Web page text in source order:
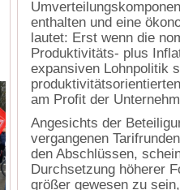
enthalten und eine
lautet: Erst wenn die
Produktivitäts- plus
expansiven Lohnpolitik
am Profit der
Angesichts der
vergangenen
den Abschlüssen,
Durchsetzung höherer
größer gewesen zu